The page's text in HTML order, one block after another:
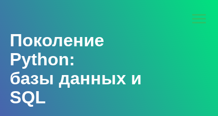
Поколение
Python:
базы данных и
SQL